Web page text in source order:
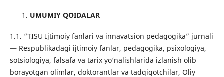
UMUMIY QOIDALAR
1.1. “TISU Ijtimoiy fanlari va innavatsion pedagogika” jurnali
— Respublikadagi ijtimoiy fanlar, pedagogika, psixologiya,
sotsiologiya, falsafa va tarix yo‘nalishlarida izlanish olib
borayotgan olimlar, doktorantlar va tadqiqotchilar, Oliy